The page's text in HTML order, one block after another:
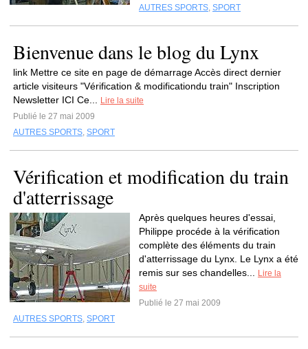
AUTRES SPORTS, SPORT
Bienvenue dans le blog du Lynx
link Mettre ce site en page de démarrage Accès direct dernier
article visiteurs "Vérification & modificationdu train" Inscription
Newsletter ICI Ce...
Lire la suite
Publié le 27 mai 2009
AUTRES SPORTS, SPORT
Vérification et modification du train
d'atterrissage
Après quelques heures d'essai,
Philippe procéde à la vérification
complète des éléments du train
d'atterrissage du Lynx. Le Lynx a été
remis sur ses chandelles...
Lire la
suite
Publié le 27 mai 2009
AUTRES SPORTS, SPORT